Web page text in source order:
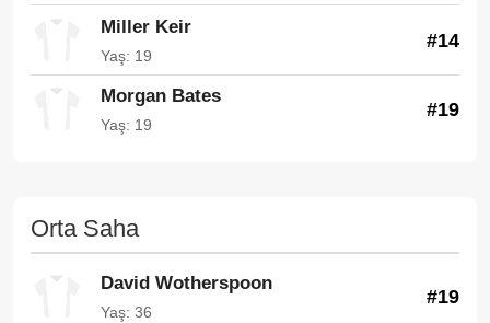
Miller Keir
Yaş: 19
#14
Morgan Bates
Yaş: 19
#19
Orta Saha
David Wotherspoon
Yaş: 36
#19